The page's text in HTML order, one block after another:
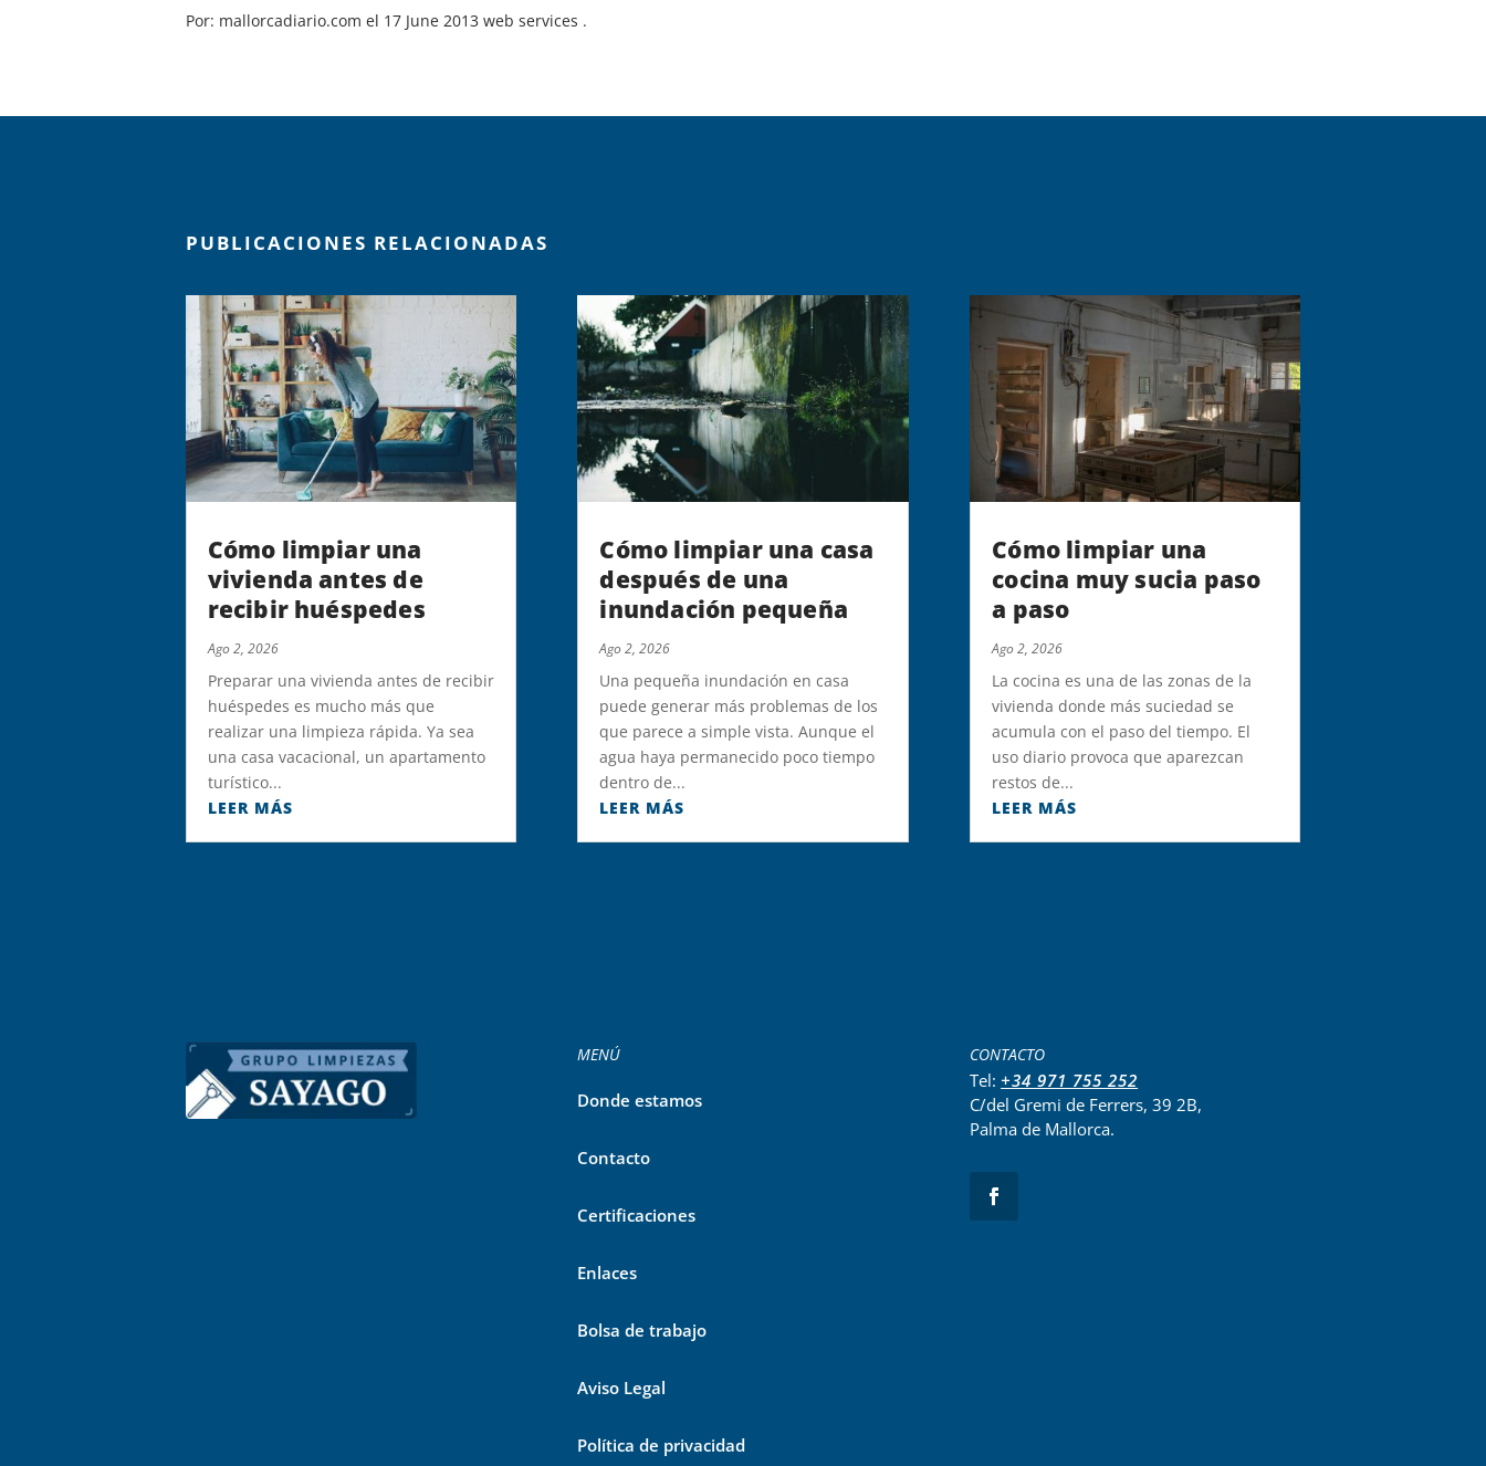
Por: mallorcadiario.com el 17 June 2013 web services .
PUBLICACIONES RELACIONADAS
Cómo limpiar una
vivienda antes de
recibir huéspedes
Ago 2, 2026
Preparar una vivienda antes de recibir
huéspedes es mucho más que
realizar una limpieza rápida. Ya sea
una casa vacacional, un apartamento
turístico...
LEER MÁS
Cómo limpiar una casa
después de una
inundación pequeña
Ago 2, 2026
Una pequeña inundación en casa
puede generar más problemas de los
que parece a simple vista. Aunque el
agua haya permanecido poco tiempo
dentro de...
LEER MÁS
Cómo limpiar una
cocina muy sucia paso
a paso
Ago 2, 2026
La cocina es una de las zonas de la
vivienda donde más suciedad se
acumula con el paso del tiempo. El
uso diario provoca que aparezcan
restos de...
LEER MÁS
MENÚ
Donde estamos
Contacto
Certificaciones
Enlaces
Bolsa de trabajo
Aviso Legal
Política de privacidad
CONTACTO
Tel: +34 971 755 252
C/del Gremi de Ferrers, 39 2B,
Palma de Mallorca.